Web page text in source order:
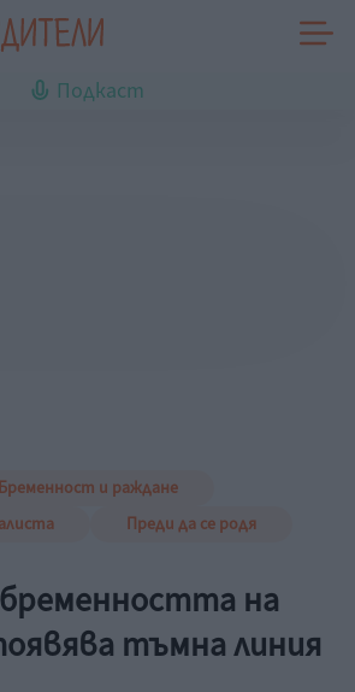
Подкаст
Бременност и раждане
Преди да се родя
на
тъмна линия